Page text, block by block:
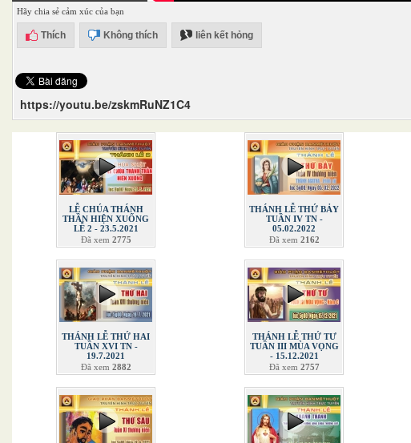
Hãy chia sẻ cảm xúc của bạn
Thích Không thích liên kết hỏng
https://youtu.be/zskmRuNZ1C4
LỄ CHÚA THÁNH
THẦN HIỆN XUỐNG
LỄ 2 - 23.5.2021
Đã xem 2775
THÁNH LỄ THỨ BẢY
TUẦN IV TN -
05.02.2022
Đã xem 2162
THÁNH LỄ THỨ HAI
TUẦN XVI TN -
19.7.2021
Đã xem 2882
THÁNH LỄ THỨ TƯ
TUẦN III MÙA VỌNG
- 15.12.2021
Đã xem 2757